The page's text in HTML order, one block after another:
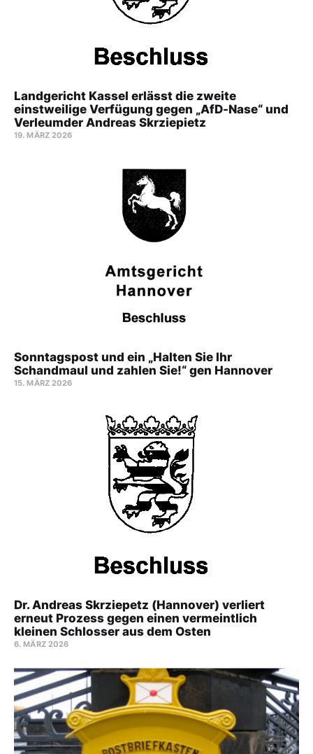
Landgericht Kassel erlässt die zweite
einstweilige Verfügung gegen „AfD-Nase“ und
Verleumder Andreas Skrziepietz
19. MÄRZ 2026
Sonntagspost und ein „Halten Sie Ihr
Schandmaul und zahlen Sie!“ gen Hannover
15. MÄRZ 2026
Dr. Andreas Skrziepetz (Hannover) verliert
erneut Prozess gegen einen vermeintlich
kleinen Schlosser aus dem Osten
6. MÄRZ 2026